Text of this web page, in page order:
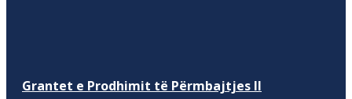
Grantet e Prodhimit të Përmbajtjes II